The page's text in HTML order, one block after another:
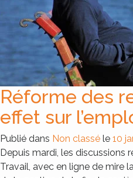
Réforme des
effet sur
Publié dans Non classé le 10
Depuis mardi, les discussions
Travail, avec en ligne de mire